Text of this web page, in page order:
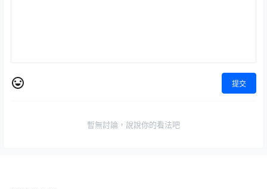
提交
暫無討論，說說你的看法吧